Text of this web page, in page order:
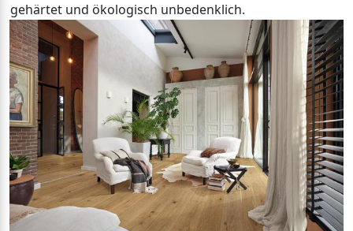
gehärtet und ökologisch unbedenklich.